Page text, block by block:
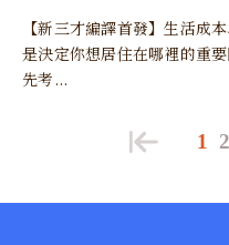
【新三才編譯首發】生活成
是決定你想居住在哪裡的重
先考...
1 2